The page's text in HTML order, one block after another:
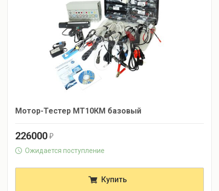
Мотор-Тестер МТ10КМ базовый
226000 r
Ожидается поступление
Купить